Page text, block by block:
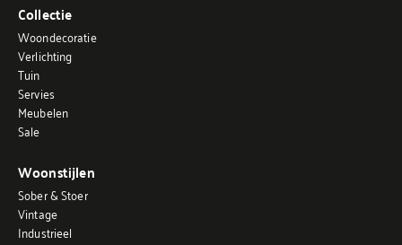
Collectie
Woondecoratie
Verlichting
Tuin
Servies
Meubelen
Sale
Woonstijlen
Sober & Stoer
Vintage
Industrieel